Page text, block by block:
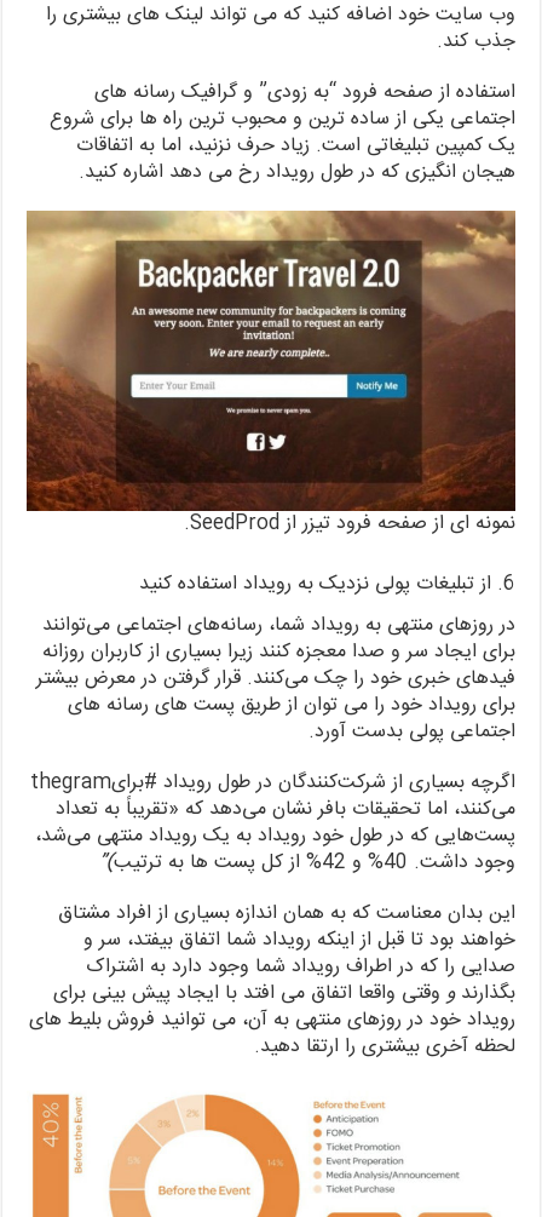
وب سایت خود اضافه کنید که می تواند لینک های بیشتری را
جذب کند.
استفاده از صفحه فرود “به زودی” و گرافیک رسانه های
اجتماعی یکی از ساده ترین و محبوب ترین راه ها برای شروع
یک کمپین تبلیغاتی است. زیاد حرف نزنید، اما به اتفاقات
هیجان انگیزی که در طول رویداد رخ می دهد اشاره کنید.
نمونه ای از صفحه فرود تیزر از SeedProd.
6. از تبلیغات پولی نزدیک به رویداد استفاده کنید
در روزهای منتهی به رویداد شما، رسانه‌های اجتماعی می‌توانند
برای ایجاد سر و صدا معجزه کنند زیرا بسیاری از کاربران روزانه
فیدهای خبری خود را چک می‌کنند. قرار گرفتن در معرض بیشتر
برای رویداد خود را می توان از طریق پست های رسانه های
اجتماعی پولی بدست آورد.
اگرچه بسیاری از شرکت‌کنندگان در طول رویداد #برایthegram
می‌کنند، اما تحقیقات بافر نشان می‌دهد که «تقریباً به تعداد
پست‌هایی که در طول خود رویداد به یک رویداد منتهی می‌شد،
وجود داشت. 40% و 42% از کل پست ها به ترتیب
)”
این بدان معناست که به همان اندازه بسیاری از افراد مشتاق
خواهند بود تا قبل از اینکه رویداد شما اتفاق بیفتد، سر و
صدایی را که در اطراف رویداد شما وجود دارد به اشتراک
بگذارندووقتی واقعا اتفاق می افتد با ایجاد پیش بینی برای
رویداد خود در روزهای منتهی به آن، می توانید فروش بلیط های
لحظه آخری بیشتری را ارتقا دهید.